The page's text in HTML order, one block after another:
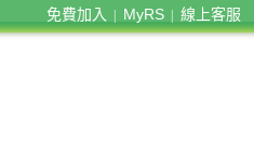
免費加入 MyRS 線上客服